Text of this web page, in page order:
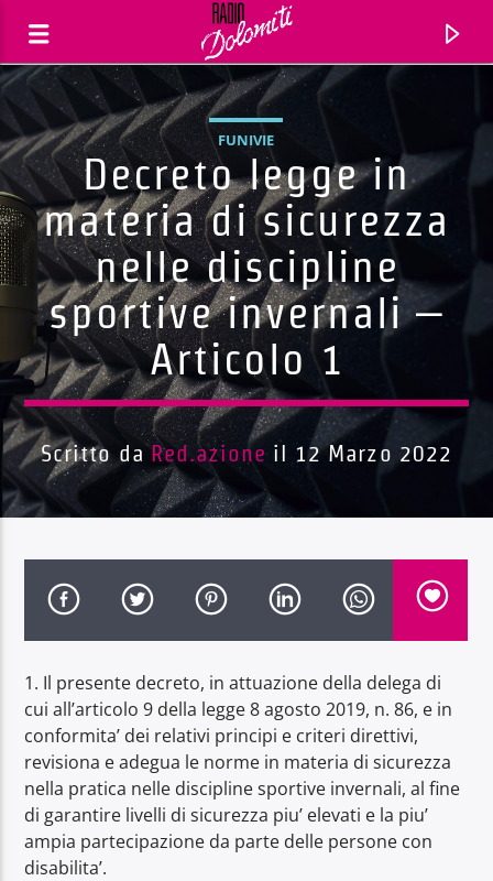
Traccia corrente
Titolo
Artista
Radio Dolomiti
FUNIVIE
Decreto legge in
materia di sicurezza
nelle discipline
sportive invernali –
Articolo 1
Scritto daRed.azione il 12 Marzo 2022
1. Il presente decreto, in attuazione della delega di
cui all’articolo 9 della legge 8 agosto 2019, n. 86, e in
conformita’ dei relativi principi e criteri direttivi,
revisiona e adegua le norme in materia di sicurezza
nella pratica nelle discipline sportive invernali, al fine
di garantire livelli di sicurezza piu’ elevati e la piu’
ampia partecipazione da parte delle persone con
disabilita’.